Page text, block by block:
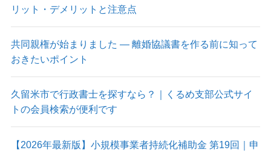
リット・デメリットと注意点
共同親権が始まりました ― 離婚協議書を作る前に知って
おきたいポイント
久留米市で行政書士を探すなら？｜くるめ支部公式サイ
トの会員検索が便利です
【2026年最新版】小規模事業者持続化補助金 第19回｜申